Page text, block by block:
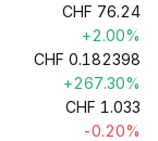
CHF 76.24
+2.00%
CHF 0.182398
+267.30%
CHF 1.033
-0.20%